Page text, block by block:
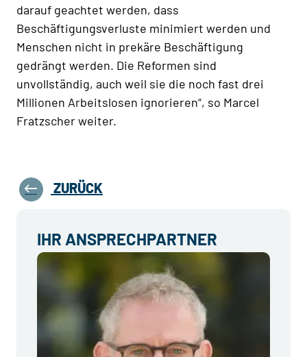
darauf geachtet werden, dass
Beschäftigungsverluste minimiert werden und
Menschen nicht in prekäre Beschäftigung
gedrängt werden. Die Reformen sind
unvollständig, auch weil sie die noch fast drei
Millionen Arbeitslosen ignorieren“, so Marcel
Fratzscher weiter.
ZURÜCK
IHR ANSPRECHPARTNER